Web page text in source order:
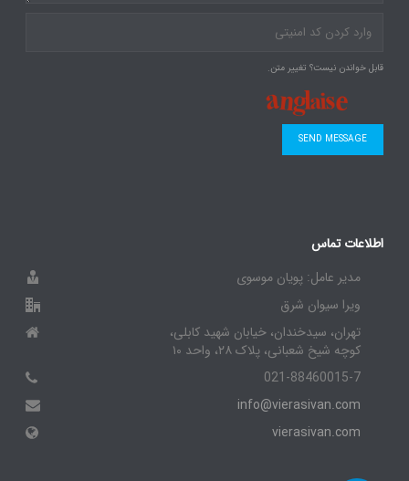
قابل خواندن نیست؟ تغییر متن.
SEND MESSAGE
اطلاعات تماس
مدیر عامل: پویان موسوی
ویرا سیوان شرق
تهران، سیدخندان، خیابان شهید کابلی،
کوچه شیخ شعبانی، پلاک ۲۸، واحد ۱۰
021-88460015-7
info@vierasivan.com
vierasivan.com